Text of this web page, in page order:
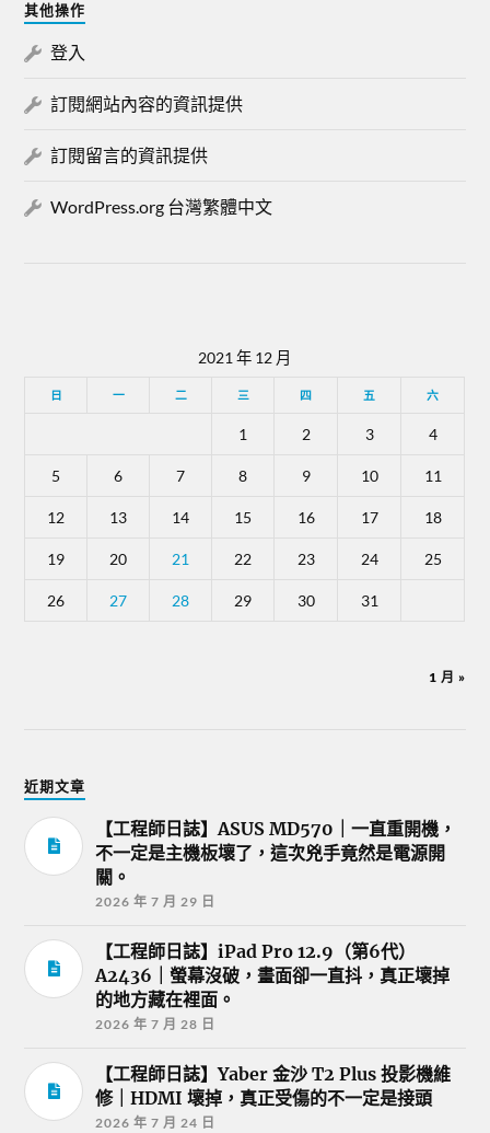
其他操作
登入
訂閱網站內容的資訊提供
訂閱留言的資訊提供
WordPress.org 台灣繁體中文
2021 年 12 月
日 一 二 三 四 五 六
1 2 3 4
5 6 7 8 9 10 11
12 13 14 15 16 17 18
19 20 21 22 23 24 25
26 27 28 29 30 31
1 月 »
近期文章
【工程師日誌】ASUS MD570｜一直重開機，
不一定是主機板壞了，這次兇手竟然是電源開
關。
2026 年 7 月 29 日
【工程師日誌】iPad Pro 12.9（第6代）
A2436｜螢幕沒破，畫面卻一直抖，真正壞掉
的地方藏在裡面。
2026 年 7 月 28 日
【工程師日誌】Yaber 金沙 T2 Plus 投影機維
修｜HDMI 壞掉，真正受傷的不一定是接頭
2026 年 7 月 24 日